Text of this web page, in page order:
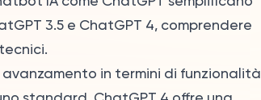
3.5 e ChatGPT 4, comprendere
in termini di funzionalità